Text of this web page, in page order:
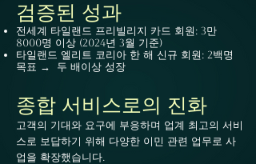
검증된 성과
전세계 타일랜드 프리빌리지 카드 회원: 3만
8000명 이상 (2024년 3월 기준)
타일랜드 엘리트 코리아 한 해 신규 회원: 2백명
목표 → 두 배이상 성장​
종합 서비스로의 진화
고객의 기대와 요구에 부응하며 업계 최고의 서비
스로 보답하기 위해 다양한 이민 관련 업무로 사
업을 확장했습니다.